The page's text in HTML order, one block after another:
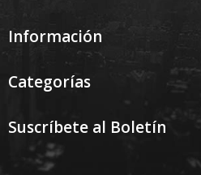
Información
Categorías
Suscríbete al Boletín